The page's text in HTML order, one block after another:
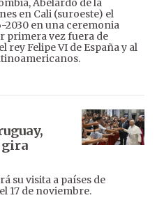
Abelardo de la
en Cali (suroeste) el
2030 en una ceremonia
primera vez fuera de
rey Felipe VI de España y al
gira
su visita a países de
17 de noviembre.